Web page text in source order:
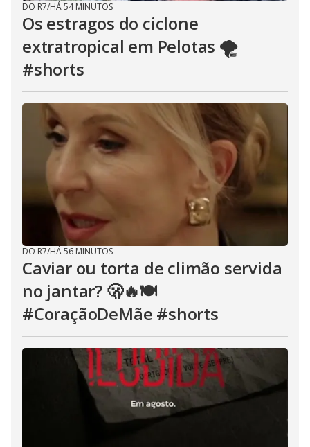
DO R7/HÁ 54 MINUTOS
Os estragos do ciclone
extratropical em Pelotas 🌪️
#shorts
DO R7/HÁ 56 MINUTOS
Caviar ou torta de climão servida
no jantar? 🫢🔥🍽️
#CoraçãoDeMãe #shorts